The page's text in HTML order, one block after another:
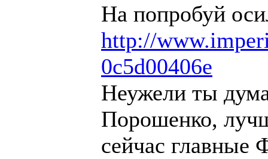
На попробуй
http://
0c5d00406e
Неужели ты
Порошенко,
сейчас